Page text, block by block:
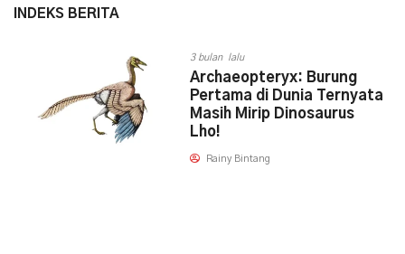
INDEKS BERITA
3 bulan lalu
Archaeopteryx: Burung
Pertama di Dunia Ternyata
Masih Mirip Dinosaurus
Lho!
Rainy Bintang